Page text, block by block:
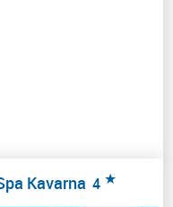
Kavarna 4 ★